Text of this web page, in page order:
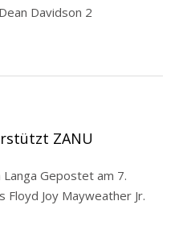
Davidson 2
ZANU
Langa Gepostet am 7.
Floyd Joy Mayweather Jr.